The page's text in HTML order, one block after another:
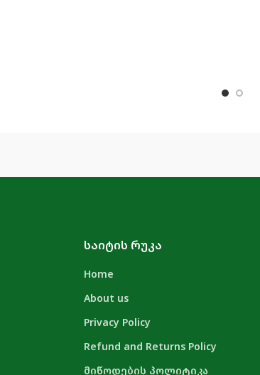
ᲡᲐᲘᲢᲘᲡ ᲠᲣᲙᲐ
Home
About us
Privacy Policy
Refund and Returns Policy
მიწოდების პოლიტიკა